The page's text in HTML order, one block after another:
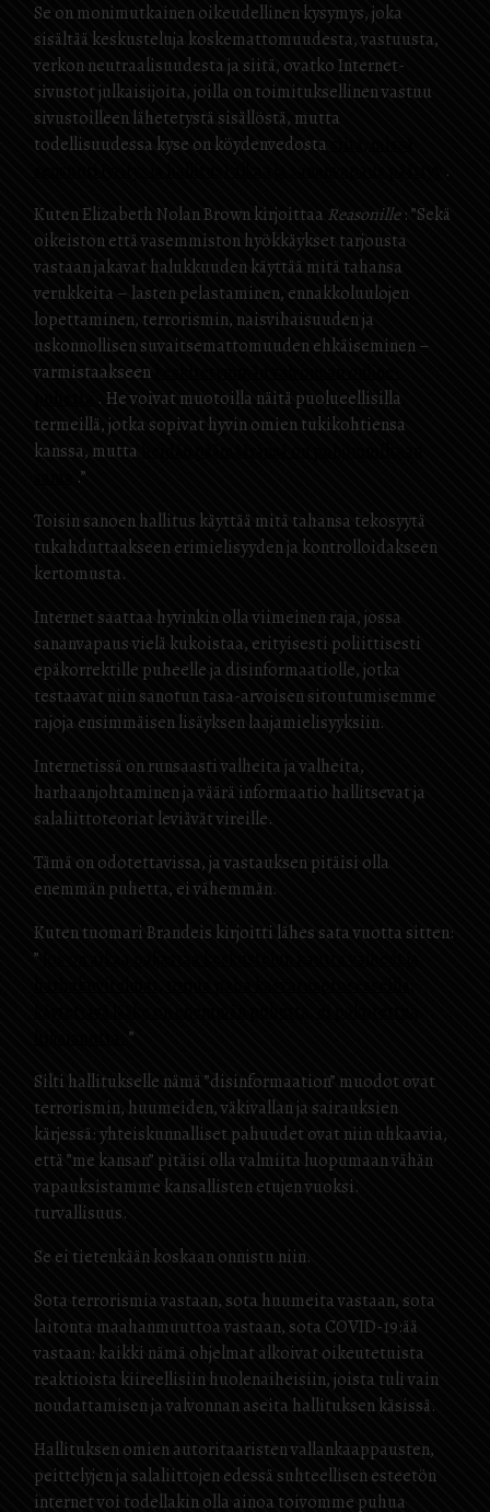
Se on monimutkainen oikeudellinen kysymys, joka
sisältää keskusteluja koskemattomuudesta, vastuusta,
verkon neutraalisuudesta ja siitä, ovatko Internet-
sivustot julkaisijoita, joilla on toimituksellinen vastuu
sivustoilleen lähetetystä sisällöstä, mutta
todellisuudessa kyse on köydenvedosta
.
Kuten Elizabeth Nolan Brown kirjoittaa Reasonille: ”Sekä
oikeiston että vasemmiston hyökkäykset tarjousta
vastaan ​​jakavat halukkuuden käyttää mitä tahansa
verukkeita – lasten pelastaminen, ennakkoluulojen
lopettaminen, terrorismin, naisvihaisuuden ja
uskonnollisen suvaitsemattomuuden ehkäiseminen –
varmistaakseen
. He voivat muotoilla näitä puolueellisilla
termeillä, jotka sopivat hyvin omien tukikohtiensa
kanssa, mutta
.”
Toisin sanoen hallitus käyttää mitä tahansa tekosyytä
tukahduttaakseen erimielisyyden ja kontrolloidakseen
kertomusta.
Internet saattaa hyvinkin olla viimeinen raja, jossa
sananvapaus vielä kukoistaa, erityisesti poliittisesti
epäkorrektille puheelle ja disinformaatiolle, jotka
testaavat niin sanotun tasa-arvoisen sitoutumisemme
rajoja ensimmäisen lisäyksen laajamielisyyksiin.
Internetissä on runsaasti valheita ja valheita,
harhaanjohtaminen ja väärä informaatio hallitsevat ja
salaliittoteoriat leviävät vireille.
Tämä on odotettavissa, ja vastauksen pitäisi olla
enemmän puhetta, ei vähemmän.
Kuten tuomari Brandeis kirjoitti lähes sata vuotta sitten:
”
”
Silti hallitukselle nämä ”disinformaation” muodot ovat
terrorismin, huumeiden, väkivallan ja sairauksien
kärjessä: yhteiskunnalliset pahuudet ovat niin uhkaavia,
että ”me kansan” pitäisi olla valmiita luopumaan vähän
vapauksistamme kansallisten etujen vuoksi.
turvallisuus.
Se ei tietenkään koskaan onnistu niin.
Sota terrorismia vastaan, sota huumeita vastaan, sota
laitonta maahanmuuttoa vastaan, sota COVID-19:ää
vastaan: kaikki nämä ohjelmat alkoivat oikeutetuista
reaktioista kiireellisiin huolenaiheisiin, joista tuli vain
noudattamisen ja valvonnan aseita hallituksen käsissä.
Hallituksen omien autoritaaristen vallankaappausten,
peittelyjen ja salaliittojen edessä suhteellisen esteetön
internet voi todellakin olla ainoa toivomme puhua